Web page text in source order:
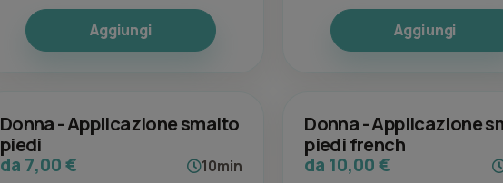
Aggiungi Aggiungi
Donna - Applicazione smalto
piedi
da 7,00 € 10min
Donna - Applicazione
piedi french
da 10,00 €